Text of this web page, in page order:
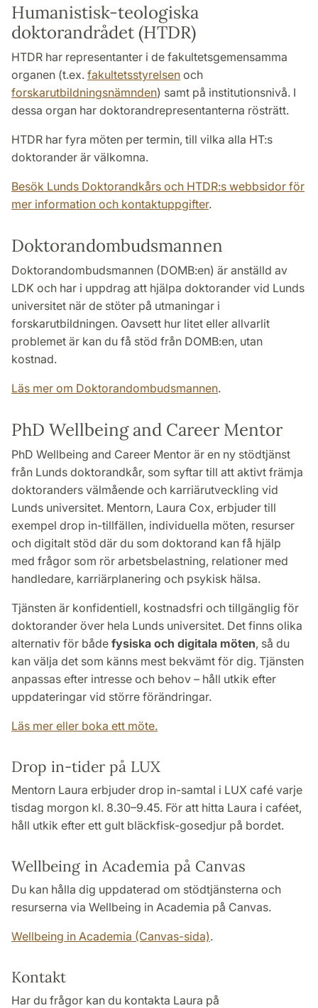
Humanistisk-teologiska
doktorandrådet (HTDR)
HTDR har representanter i de fakultetsgemensamma
organen (t.ex. fakultetsstyrelsen och
forskarutbildningsnämnden) samt på institutionsnivå. I
dessa organ har doktorandrepresentanterna rösträtt.
HTDR har fyra möten per termin, till vilka alla HT:s
doktorander är välkomna.
Besök Lunds Doktorandkårs och HTDR:s webbsidor för
mer information och kontaktuppgifter.
Doktorandombudsmannen
Doktorandombudsmannen (DOMB:en) är anställd av
LDK och har i uppdrag att hjälpa doktorander vid Lunds
universitet när de stöter på utmaningar i
forskarutbildningen. Oavsett hur litet eller allvarlit
problemet är kan du få stöd från DOMB:en, utan
kostnad.
Läs mer om Doktorandombudsmannen.
PhD Wellbeing and Career Mentor
PhD Wellbeing and Career Mentor är en ny stödtjänst
från Lunds doktorandkår, som syftar till att aktivt främja
doktoranders välmående och karriärutveckling vid
Lunds universitet. Mentorn, Laura Cox, erbjuder till
exempel drop in-tillfällen, individuella möten, resurser
och digitalt stöd där du som doktorand kan få hjälp
med frågor som rör arbetsbelastning, relationer med
handledare, karriärplanering och psykisk hälsa.
Tjänsten är konfidentiell, kostnadsfri och tillgänglig för
doktorander över hela Lunds universitet. Det finns olika
alternativ för både fysiska och digitala möten, så du
kan välja det som känns mest bekvämt för dig. Tjänsten
anpassas efter intresse och behov – håll utkik efter
uppdateringar vid större förändringar.
Läs mer eller boka ett möte.
Drop in-tider på LUX
Mentorn Laura erbjuder drop in-samtal i LUX café varje
tisdag morgon kl. 8.30–9.45. För att hitta Laura i caféet,
håll utkik efter ett gult bläckfisk-gosedjur på bordet.
Wellbeing in Academia på Canvas
Du kan hålla dig uppdaterad om stödtjänsterna och
resurserna via Wellbeing in Academia på Canvas.
Wellbeing in Academia (Canvas-sida).
Kontakt
Har du frågor kan du kontakta Laura på